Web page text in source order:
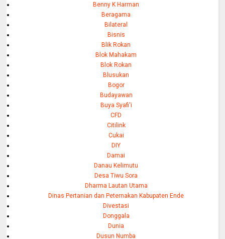
Benny K Harman
Beragama
Bilateral
Bisnis
Blik Rokan
Blok Mahakam
Blok Rokan
Blusukan
Bogor
Budayawan
Buya Syafi'i
CFD
Citilink
Cukai
DIY
Damai
Danau Kelimutu
Desa Tiwu Sora
Dharma Lautan Utama
Dinas Pertanian dan Peternakan Kabupaten Ende
Divestasi
Donggala
Dunia
Dusun Numba